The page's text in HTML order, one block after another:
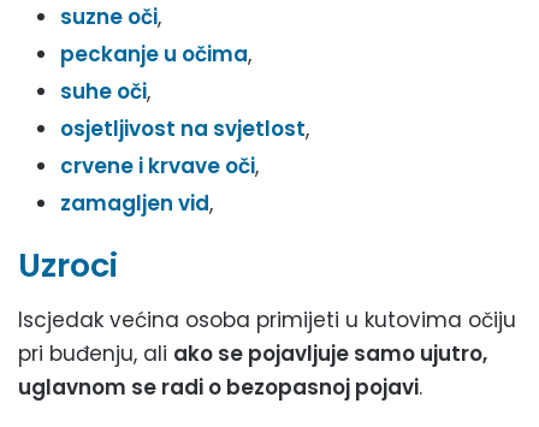
suzne oči,
peckanje u očima,
suhe oči,
osjetljivost na svjetlost,
crvene i krvave oči,
zamagljen vid,
Uzroci
Iscjedak većina osoba primijeti u kutovima očiju
pri buđenju, ali ako se pojavljuje samo ujutro,
uglavnom se radi o bezopasnoj pojavi.